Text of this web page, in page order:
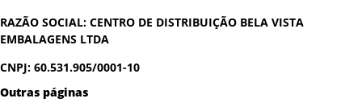
RAZÃO SOCIAL: CENTRO DE DISTRIBUIÇÃO BELA VISTA
EMBALAGENS LTDA
CNPJ: 60.531.905/0001-10
Outras páginas